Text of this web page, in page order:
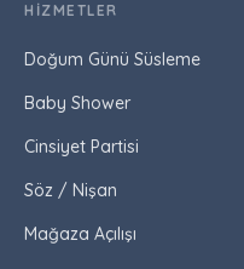
HIZMETLER
Doğum Günü Süsleme
Baby Shower
Cinsiyet Partisi
Söz / Nişan
Mağaza Açılışı